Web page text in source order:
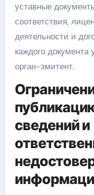
уставные
соответствия,
деятельности и
каждого
орган-эмитент.
сведений и